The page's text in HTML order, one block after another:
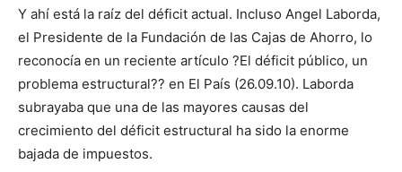
Y ahí está la raíz del déficit actual. Incluso Angel Laborda,
el Presidente de la Fundación de las Cajas de Ahorro, lo
reconocía en un reciente artículo ?El déficit público, un
problema estructural?? en El País (26.09.10). Laborda
subrayaba que una de las mayores causas del
crecimiento del déficit estructural ha sido la enorme
bajada de impuestos.